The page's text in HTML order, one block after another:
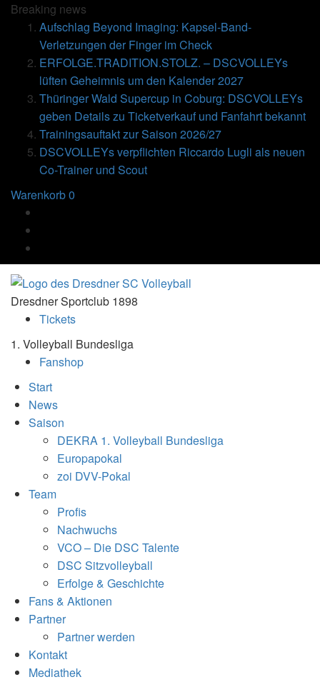
Breaking news
Aufschlag Beyond Imaging: Kapsel-Band-
Verletzungen der Finger im Check
ERFOLGE.TRADITION.STOLZ. – DSCVOLLEYs
lüften Geheimnis um den Kalender 2027
Thüringer Wald Supercup in Coburg: DSCVOLLEYs
geben Details zu Ticketverkauf und Fanfahrt bekannt
Trainingsauftakt zur Saison 2026/27
DSCVOLLEYs verpflichten Riccardo Lugli als neuen
Co-Trainer und Scout
Warenkorb0
Dresdner Sportclub 1898
Tickets
1. Volleyball Bundesliga
Fanshop
Start
News
Saison
DEKRA 1. Volleyball Bundesliga
Europapokal
zoi DVV-Pokal
Team
Profis
Nachwuchs
VCO – Die DSC Talente
DSC Sitzvolleyball
Erfolge & Geschichte
Fans & Aktionen
Partner
Partner werden
Kontakt
Mediathek